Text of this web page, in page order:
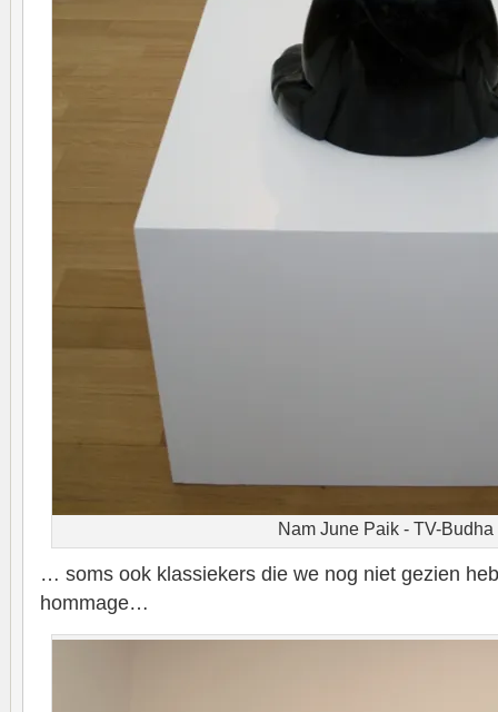
Nam June Paik - TV-Budha
… soms ook klassiekers die we nog niet gezien
hommage…